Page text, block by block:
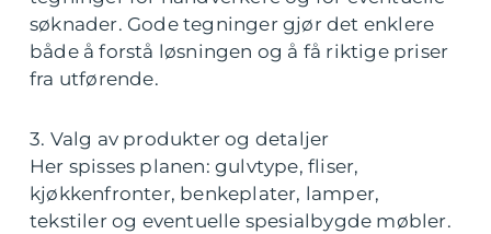
søknader. Gode tegninger gjør det enklere
både å forstå løsningen og å få riktige priser
fra utførende.
3. Valg av produkter og detaljer
Her spisses planen: gulvtype, fliser,
kjøkkenfronter, benkeplater, lamper,
tekstiler og eventuelle spesialbygde møbler.